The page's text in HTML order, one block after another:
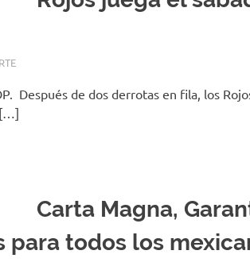
Después de dos derrotas en fila, los
Carta Magna,
para todos los